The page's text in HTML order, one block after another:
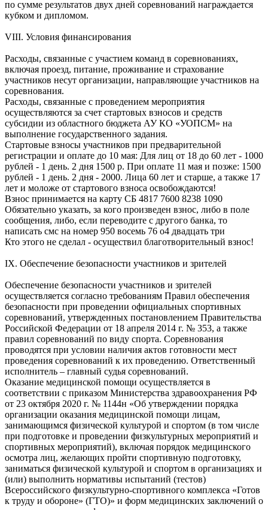
по сумме результатов двух дней соревнований награждается
кубком и дипломом.
VIII. Условия финансирования
Расходы, связанные с участием команд в соревнованиях,
включая проезд, питание, проживание и страхование
участников несут организации, направляющие участников на
соревнования.
Расходы, связанные с проведением мероприятия
осуществляются за счет стартовых взносов и средств
субсидии из областного бюджета АУ КО «УОПСМ» на
выполнение государственного задания.
Стартовые взносы участников при предварительной
регистрации и оплате до 10 мая: Для лиц от 18 до 60 лет - 1000
рублей - 1 день. 2 дня 1500 р. При оплате 11 мая и позже: 1500
рублей - 1 день. 2 дня - 2000. Лица 60 лет и старше, а также 17
лет и моложе от стартового взноса освобождаются!
Взнос принимается на карту СБ 4817 7600 8238 1090
Обязательно указать, за кого произведен взнос, либо в поле
сообщения, либо, если переводите с другого банка, то
написать смс на номер 950 восемь 76 о4 двадцать три
Кто этого не сделал - осуществил благотворительный взнос!
IX. Обеспечение безопасности участников и зрителей
Обеспечение безопасности участников и зрителей
осуществляется согласно требованиям Правил обеспечения
безопасности при проведении официальных спортивных
соревнований, утвержденных постановлением Правительства
Российской Федерации от 18 апреля 2014 г. № 353, а также
правил соревнований по виду спорта. Соревнования
проводятся при условии наличия актов готовности мест
проведения соревнований к их проведению. Ответственный
исполнитель – главный судья соревнований.
Оказание медицинской помощи осуществляется в
соответствии с приказом Министерства здравоохранения РФ
от 23 октября 2020 г. № 1144н «Об утверждении порядка
организации оказания медицинской помощи лицам,
занимающимся физической культурой и спортом (в том числе
при подготовке и проведении физкультурных мероприятий и
спортивных мероприятий), включая порядок медицинского
осмотра лиц, желающих пройти спортивную подготовку,
заниматься физической культурой и спортом в организациях и
(или) выполнить нормативы испытаний (тестов)
Всероссийского физкультурно-спортивного комплекса «Готов
к труду и обороне» (ГТО)» и форм медицинских заключений о